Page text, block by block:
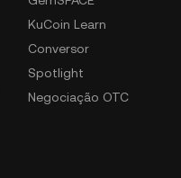
KuCoin Learn
Conversor
Spotlight
Negociação OTC